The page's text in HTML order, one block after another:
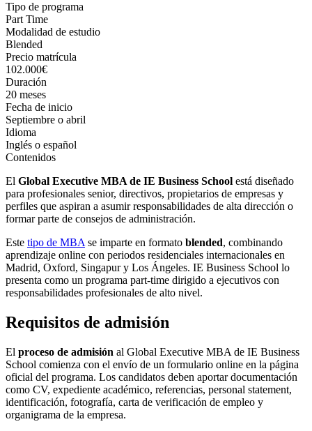
Tipo de programa
Part Time
Modalidad de estudio
Blended
Precio matrícula
102.000€
Duración
20 meses
Fecha de inicio
Septiembre o abril
Idioma
Inglés o español
Contenidos
El Global Executive MBA de IE Business School está diseñado
para profesionales senior, directivos, propietarios de empresas y
perfiles que aspiran a asumir responsabilidades de alta dirección o
formar parte de consejos de administración.
Este tipo de MBA se imparte en formato blended, combinando
aprendizaje online con periodos residenciales internacionales en
Madrid, Oxford, Singapur y Los Ángeles. IE Business School lo
presenta como un programa part-time dirigido a ejecutivos con
responsabilidades profesionales de alto nivel.
Requisitos de admisión
El proceso de admisión al Global Executive MBA de IE Business
School comienza con el envío de un formulario online en la página
oficial del programa. Los candidatos deben aportar documentación
como CV, expediente académico, referencias, personal statement,
identificación, fotografía, carta de verificación de empleo y
organigrama de la empresa.